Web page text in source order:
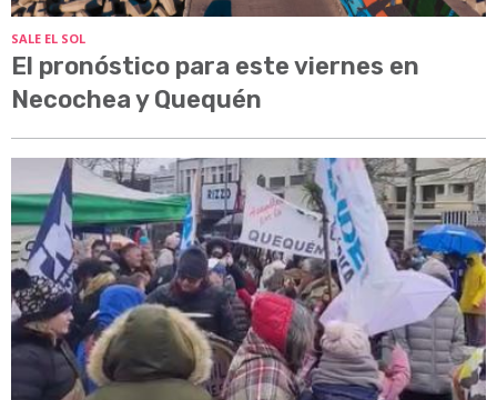
SALE EL SOL
El pronóstico para este viernes en
Necochea y Quequén